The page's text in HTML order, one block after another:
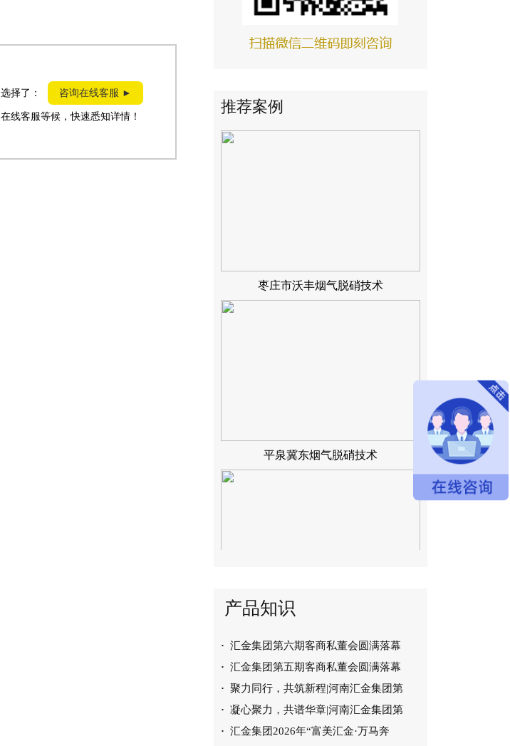
选择了： 咨询在线客服 ►
在线客服等候，快速悉知详情！
推荐案例
产品知识
· 汇金集团第六期客商私董会圆满落幕
· 汇金集团第五期客商私董会圆满落幕
· 聚力同行，共筑新程|河南汇金集团第
· 凝心聚力，共谱华章|河南汇金集团第
· 汇金集团2026年“富美汇金·万马奔